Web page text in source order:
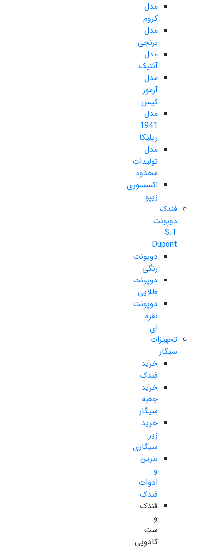
مدل
کروم
مدل
برنجی
مدل
آنتیک
مدل
آرمور
کیس
مدل
1941
رپلیکا
مدل
تولیدات
محدود
اکسسوری
زیپو
فندک
دوپونت
S.T
Dupont
دوپونت
رنگی
دوپونت
طلایی
دوپونت
نقره
ای
تجهیزات
سیگار
خرید
فندک
خرید
جعبه
سیگار
خرید
زیر
سیگاری
بنزین
و
ادوات
فندک
فندک
و
ست
کادویی